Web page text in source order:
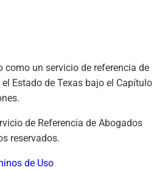
como un servicio de referencia de
Estado de Texas bajo el Capítulo
de Referencia de Abogados
reservados.
de Uso